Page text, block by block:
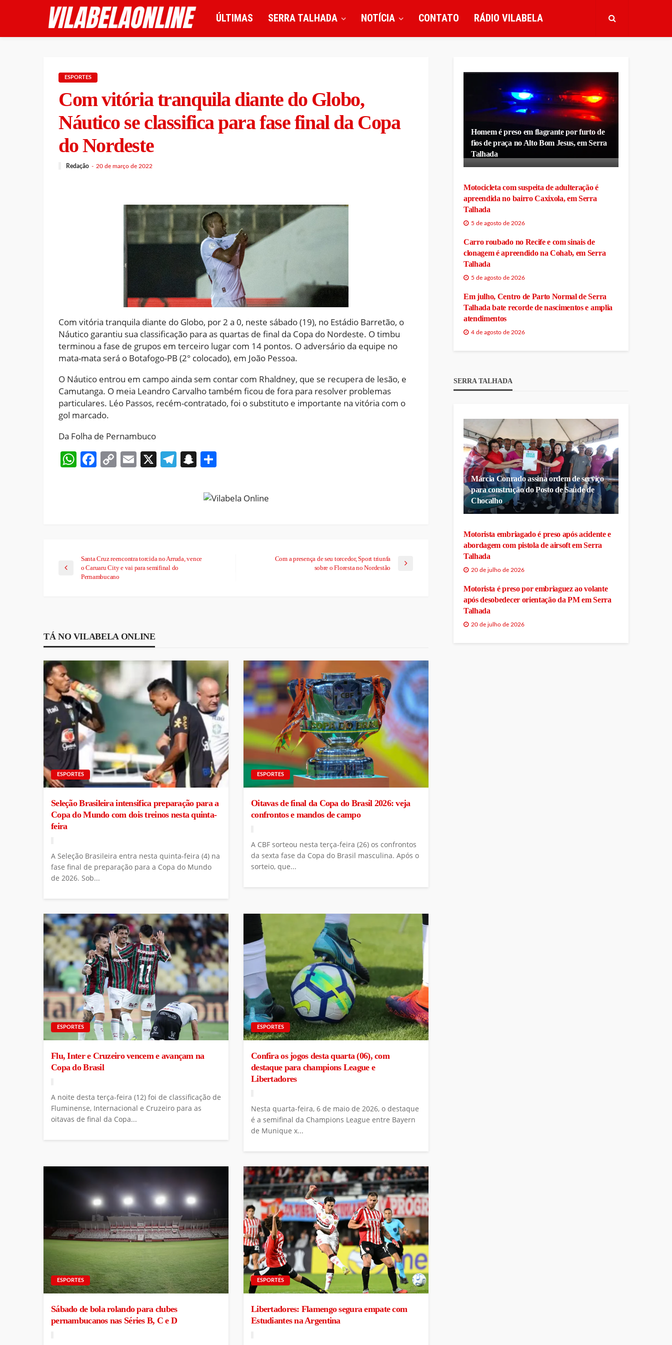
ÚLTIMAS SERRA TALHADA NOTÍCIA CONTATO RÁDIO VILABELA
ESPORTES
Com vitória tranquila diante do Globo,
Náutico se classifica para fase final da Copa
do Nordeste
Redação 20 de março de 2022
Com vitória tranquila diante do Globo, por 2 a 0, neste sábado (19), no Estádio Barretão, o
Náutico garantiu sua classificação para as quartas de final da Copa do Nordeste. O timbu
terminou a fase de grupos em terceiro lugar com 14 pontos. O adversário da equipe no
mata-mata será o Botafogo-PB (2° colocado), em João Pessoa.
O Náutico entrou em campo ainda sem contar com Rhaldney, que se recupera de lesão, e
Camutanga. O meia Leandro Carvalho também ficou de fora para resolver problemas
particulares. Léo Passos, recém-contratado, foi o substituto e importante na vitória com o
gol marcado.
Da Folha de Pernambuco
WhatsApp
Facebook
CopyEmail
X Telegram
Snapchat
Santa Cruz reencontra torcida no Arruda, vence
o Caruaru City e vai para semifinal do
Pernambucano
Com a presença de seu torcedor, Sport triunfa
sobre o Floresta no Nordestão
TÁ NO VILABELA ONLINE
ESPORTES
Seleção Brasileira intensifica preparação para a
Copa do Mundo com dois treinos nesta quinta-
feira
A Seleção Brasileira entra nesta quinta-feira (4) na
fase final de preparação para a Copa do Mundo
de 2026. Sob...
ESPORTES
Oitavas de final da Copa do Brasil 2026: veja
confrontos e mandos de campo
A CBF sorteou nesta terça-feira (26) os confrontos
da sexta fase da Copa do Brasil masculina. Após o
sorteio, que...
ESPORTES
Flu, Inter e Cruzeiro vencem e avançam na
Copa do Brasil
A noite desta terça-feira (12) foi de classificação de
Fluminense, Internacional e Cruzeiro para as
oitavas de final da Copa...
ESPORTES
Confira os jogos desta quarta (06), com
destaque para champions League e
Libertadores
Nesta quarta-feira, 6 de maio de 2026, o destaque
é a semifinal da Champions League entre Bayern
de Munique x...
ESPORTES
Sábado de bola rolando para clubes
pernambucanos nas Séries B, C e D
ESPORTES
Libertadores: Flamengo segura empate com
Estudiantes na Argentina
Homem é preso em flagrante por furto de
fios de praça no Alto Bom Jesus, em Serra
Talhada
Motocicleta com suspeita de adulteração é
apreendida no bairro Caxixola, em Serra
Talhada
5 de agosto de 2026
Carro roubado no Recife e com sinais de
clonagem é apreendido na Cohab, em Serra
Talhada
5 de agosto de 2026
Em julho, Centro de Parto Normal de Serra
Talhada bate recorde de nascimentos e amplia
atendimentos
4 de agosto de 2026
SERRA TALHADA
Márcia Conrado assina ordem de serviço
para construção do Posto de Saúde de
Chocalho
Motorista embriagado é preso após acidente e
abordagem com pistola de airsoft em Serra
Talhada
20 de julho de 2026
Motorista é preso por embriaguez ao volante
após desobedecer orientação da PM em Serra
Talhada
20 de julho de 2026